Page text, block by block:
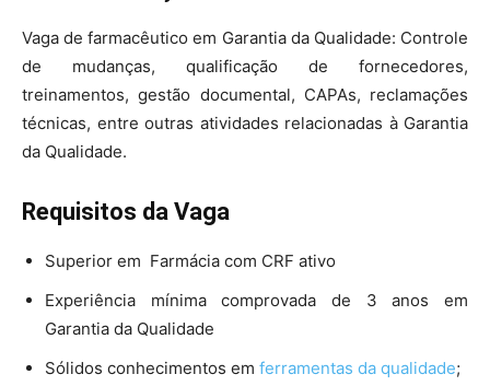
Vaga de farmacêutico em Garantia da Qualidade: Controle
de mudanças, qualificação de fornecedores,
treinamentos, gestão documental, CAPAs, reclamações
técnicas, entre outras atividades relacionadas à Garantia
da Qualidade.
Requisitos da Vaga
Superior em Farmácia com CRF ativo
Experiência mínima comprovada de 3 anos em
Garantia da Qualidade
Sólidos conhecimentos em ferramentas da qualidade;